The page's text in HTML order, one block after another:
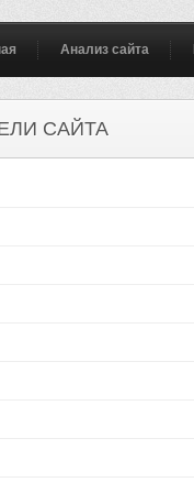
Анализ сайта
САЙТА